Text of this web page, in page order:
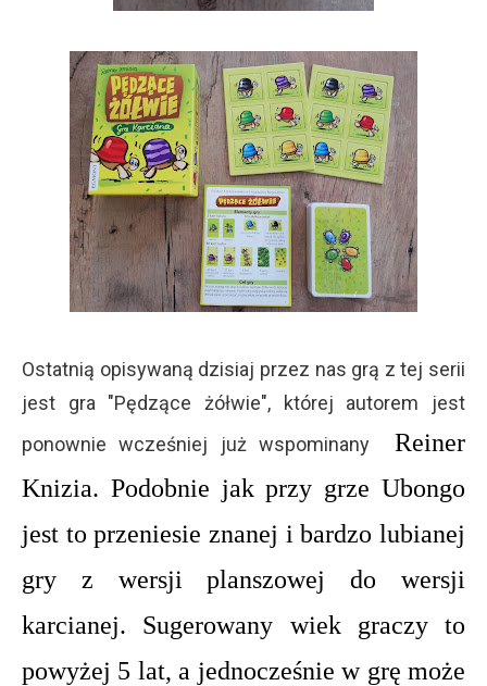
Ostatnią opisywaną dzisiaj przez nas grą z tej serii
jest gra "Pędzące żółwie", której autorem jest
ponownie wcześniej już wspominany Reiner
Knizia. Podobnie jak przy grze Ubongo
jest to przeniesie znanej i bardzo lubianej
gry z wersji planszowej do wersji
karcianej. Sugerowany wiek graczy to
powyżej 5 lat, a jednocześnie w grę może